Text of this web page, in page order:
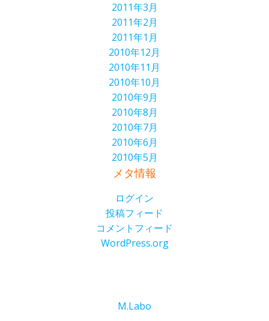
2011年3月
2011年2月
2011年1月
2010年12月
2010年11月
2010年10月
2010年9月
2010年8月
2010年7月
2010年6月
2010年5月
メタ情報
ログイン
投稿フィード
コメントフィード
WordPress.org
M.Labo